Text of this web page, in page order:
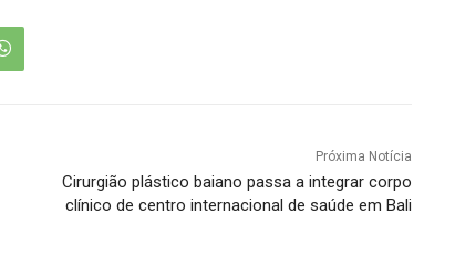
Próxima Notícia
Cirurgião plástico baiano passa a integrar corpo
clínico de centro internacional de saúde em Bali